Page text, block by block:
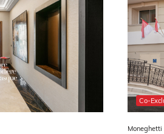
Co-